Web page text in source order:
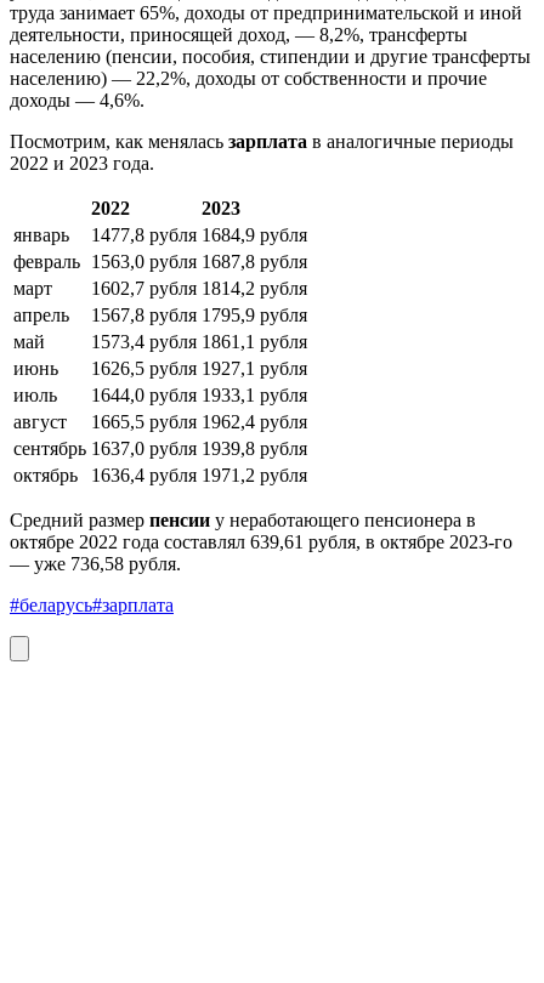
труда занимает 65%, доходы от предпринимательской и иной
деятельности, приносящей доход, — 8,2%, трансферты
населению (пенсии, пособия, стипендии и другие трансферты
населению) — 22,2%, доходы от собственности и прочие
доходы — 4,6%.
Посмотрим, как менялась зарплата в аналогичные периоды
2022 и 2023 года.
2022
2023
январь
1477,8 рубля 1684,9 рубля
февраль 1563,0 рубля 1687,8 рубля
март
1602,7 рубля 1814,2 рубля
апрель
1567,8 рубля 1795,9 рубля
май
1573,4 рубля 1861,1 рубля
июнь
1626,5 рубля 1927,1 рубля
июль
1644,0 рубля 1933,1 рубля
август
1665,5 рубля 1962,4 рубля
сентябрь 1637,0 рубля 1939,8 рубля
октябрь
1636,4 рубля 1971,2 рубля
Средний размер пенсии у неработающего пенсионера в
октябре 2022 года составлял 639,61 рубля, в октябре 2023-го
— уже 736,58 рубля.
#беларусь#зарплата